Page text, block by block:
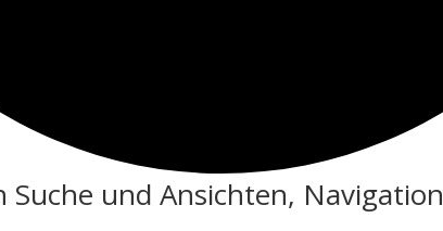
Suche und Ansichten, Navigation